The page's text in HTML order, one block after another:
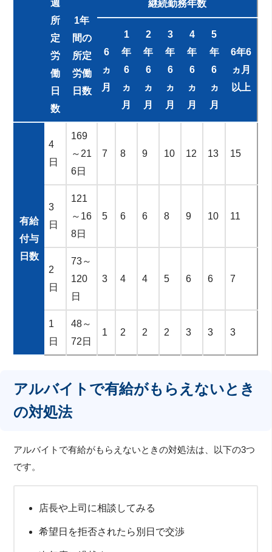
週
所
定
労
働
日
数
1年
間の
所定
労働
日数
継続勤務年数
6
ヵ
月
1
年
6
ヵ
月
2
年
6
ヵ
月
3
年
6
ヵ
月
4
年
6
ヵ
月
5
年
6
ヵ
月
6年6
ヵ月
以上
有給
付与
日数
4
日
169
～21
6日
7 8 9 10 12 13 15
3
日
121
～16
8日
5 6 6 8 9 10 11
2
日
73～
120
日
3 4 4 5 6 6 7
1
日
48～
72日
1 2 2 2 3 3 3
アルバイトで有給がもらえないとき
の対処法
アルバイトで有給がもらえないときの対処法は、以下の3つ
です。
店長や上司に相談してみる
希望日を拒否されたら別日で交渉